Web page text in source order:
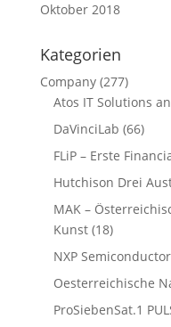
Oktober 2018
Kategorien
Company(277)
Atos IT Solutions
DaVinciLab (66)
FLiP – Erste
Hutchison Drei
MAK –
Kunst(18)
NXP
Oesterreichische
ProSiebenSat.1